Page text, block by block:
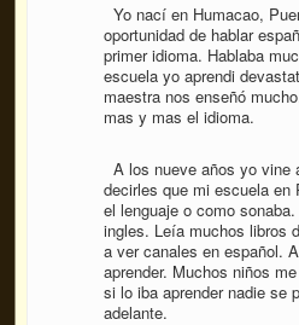
Yo nací en Humacao,
oportunidad de hablar
primer idioma. Hablaba
escuela yo aprendi
maestra nos enseñó
mas y mas el idioma.
A los nueve años yo vine
decirles que mi escuela en
el lenguaje o como
ingles. Leía muchos libros
a ver canales en español.
aprender. Muchos niños
si lo iba aprender nadie se
adelante.